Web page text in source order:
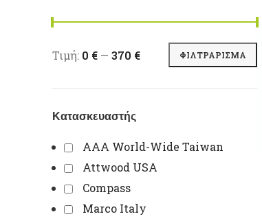
Ελάχιστη τιμή
Μέγιστη τιμή ΦΙΛΤΡΆΡΙΣΜΑ
Τιμή: 0 € — 370 €
Κατασκευαστής
AAA World-Wide Taiwan
Attwood USA
Compass
Marco Italy